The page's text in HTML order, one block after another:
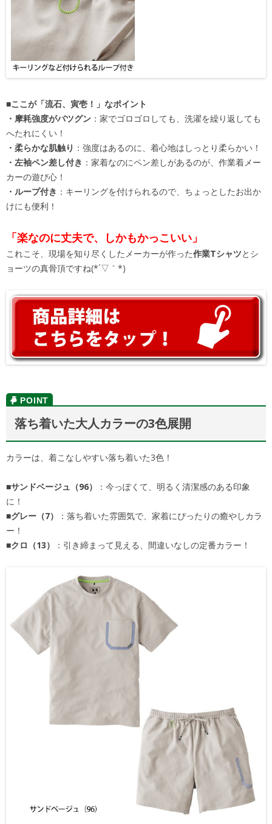
■ここが「流石、寅壱！」なポイント
・摩耗強度がバツグン ：家でゴロゴロしても、洗濯を繰り返しても
へたれにくい！
・柔らかな肌触り ：強度はあるのに、着心地はしっとり柔らかい！
・左袖ペン差し付き ：家着なのにペン差しがあるのが、作業着メー
カーの遊び心！
・ループ付き ：キーリングを付けられるので、ちょっとしたお出か
けにも便利！
「楽なのに丈夫で、しかもかっこいい」
これこそ、現場を知り尽くしたメーカーが作った作業Tシャツとシ
ョーツの真骨頂ですね(*´▽｀*)
落ち着いた大人カラーの3色展開
カラーは、着こなしやすい落ち着いた3色！
■サンドベージュ（96）
：今っぽくて、明るく清潔感のある印象
に！
■グレー（7）
：落ち着いた雰囲気で、家着にぴったりの癒やしカラ
ー！
■クロ（13）
：引き締まって見える、間違いなしの定番カラー！